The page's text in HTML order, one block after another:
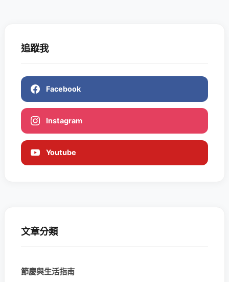
追蹤我
Facebook
Instagram
Youtube
文章分類
節慶與生活指南